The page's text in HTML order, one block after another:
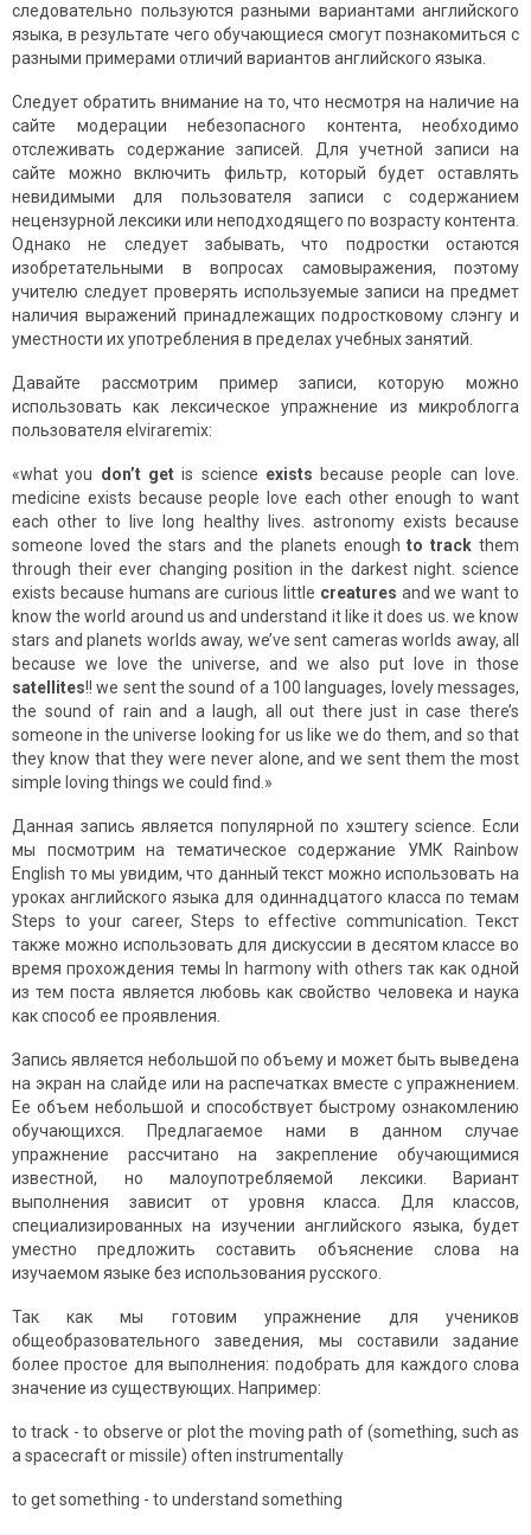
следовательно пользуются разными вариантами английского
языка, в результате чего обучающиеся смогут познакомиться с
разными примерами отличий вариантов английского языка.
Следует обратить внимание на то, что несмотря на наличие на
сайте модерации небезопасного контента, необходимо
отслеживать содержание записей. Для учетной записи на
сайте можно включить фильтр, который будет оставлять
невидимыми для пользователя записи с содержанием
нецензурной лексики или неподходящего по возрасту контента.
Однако не следует забывать, что подростки остаются
изобретательными в вопросах самовыражения, поэтому
учителю следует проверять используемые записи на предмет
наличия выражений принадлежащих подростковому слэнгу и
уместности их употребления в пределах учебных занятий.
Давайте рассмотрим пример записи, которую можно
использовать как лексическое упражнение из микроблогга
пользователя elviraremix:
«what you don’t getis science exists because people can love.
medicine exists because people love each other enough to want
each other to live long healthy lives. astronomy exists because
someone loved the stars and the planets enoughto trackthem
through their ever changing position in the darkest night. science
exists because humans are curious little creatures and we want to
know the world around us and understand it like it does us. we know
stars and planets worlds away, we’ve sent cameras worlds away, all
because we love the universe, and we also put love in those
satellites!! we sent the sound of a 100 languages, lovely messages,
the sound of rain and a laugh, all out there just in case there’s
someone in the universe looking for us like we do them, and so that
they know that they were never alone, and we sent them the most
simple loving things we could find.»
Данная запись является популярной по хэштегу science. Если
мы посмотрим на тематическое содержание УМК Rainbow
English то мы увидим, что данный текст можно использовать на
уроках английского языка для одиннадцатого класса по темам
Steps to your career, Steps to effective communication. Текст
также можно использовать для дискуссии в десятом классе во
время прохождения темы In harmony with others так как одной
из тем поста является любовь как свойство человека и наука
как способ ее проявления.
Запись является небольшой по объему и может быть выведена
на экран на слайде или на распечатках вместе с упражнением.
Ее объем небольшой и способствует быстрому ознакомлению
обучающихся. Предлагаемое нами в данном случае
упражнение рассчитано на закрепление обучающимися
известной, но малоупотребляемой лексики. Вариант
выполнения зависит от уровня класса. Для классов,
специализированных на изучении английского языка, будет
уместно предложить составить объяснение слова на
изучаемом языке без использования русского.
Так как мы готовим упражнение для учеников
общеобразовательного заведения, мы составили задание
более простое для выполнения: подобрать для каждого слова
значение из существующих. Например:
to track - to observe or plot the moving path of (something, such as
a spacecraft or missile) often instrumentally
to get something - to understand something